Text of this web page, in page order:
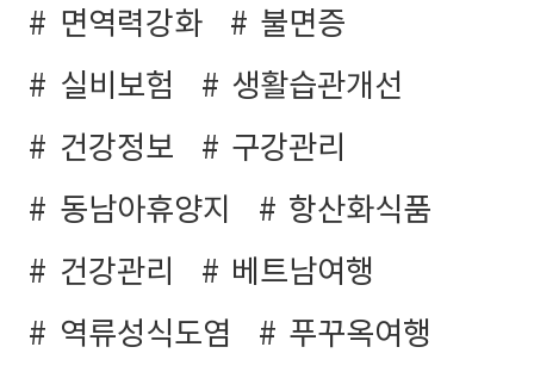
면역력강화
불면증
실비보험
생활습관개선
건강정보
구강관리
동남아휴양지
항산화식품
건강관리
베트남여행
역류성식도염
푸꾸옥여행